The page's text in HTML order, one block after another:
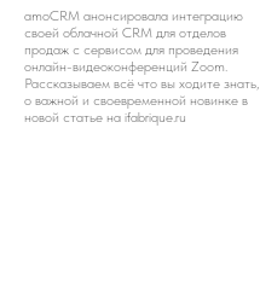
amoCRM анонсировала интеграцию
своей облачной CRM для отделов
продаж с сервисом для проведения
онлайн-видеоконференций Zoom.
Рассказываем всё что вы ходите знать,
о важной и своевременной новинке в
новой статье на ifabrique.ru